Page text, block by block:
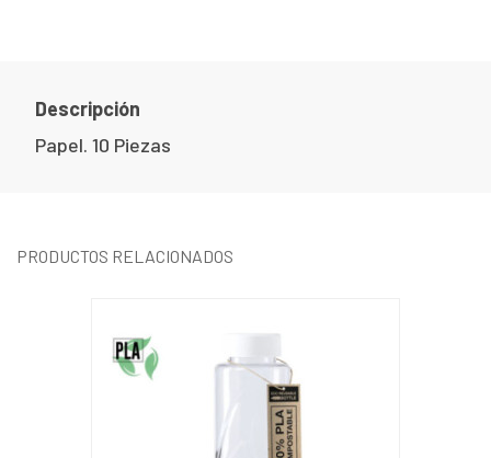
Descripción
Papel. 10 Piezas
PRODUCTOS RELACIONADOS